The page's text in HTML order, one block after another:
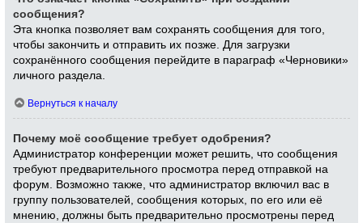
сообщения?
Эта кнопка позволяет вам сохранять сообщения для того,
чтобы закончить и отправить их позже. Для загрузки
сохранённого сообщения перейдите в параграф «Черновики»
личного раздела.
Вернуться к началу
Почему моё сообщение требует одобрения?
Администратор конференции может решить, что сообщения
требуют предварительного просмотра перед отправкой на
форум. Возможно также, что администратор включил вас в
группу пользователей, сообщения которых, по его или её
мнению, должны быть предварительно просмотрены перед